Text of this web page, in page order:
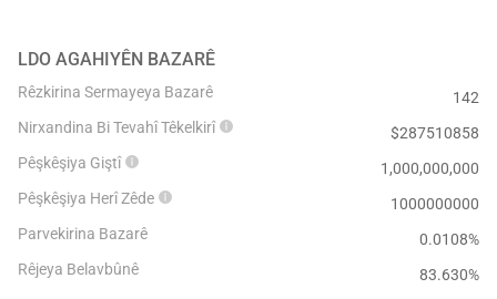
LDO AGAHIYÊN BAZARÊ
Rêzkirina Sermayeya Bazarê
142
Nirxandina Bi Tevahî Têkelkirî
$287510858
Pêşkêşiya Giştî
1,000,000,000
Pêşkêşiya Herî Zêde
1000000000
Parvekirina Bazarê
0.0108%
Rêjeya Belavbûnê
83.630%